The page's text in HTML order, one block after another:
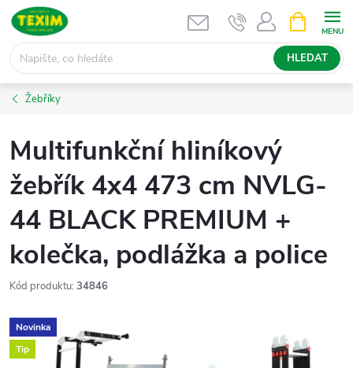
Přejít
obsah
HLEDAT
NÁKUPNÍ
KOŠÍK
Žebříky
Multifunkční hliníkový
žebřík 4x4 473 cm NVLG-
44 BLACK PREMIUM +
kolečka, podlážka a police
Kód produktu: 34846
Novinka
Tip